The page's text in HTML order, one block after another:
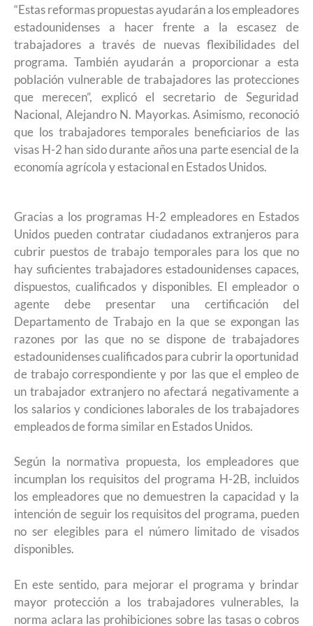
“Estas reformas propuestas ayudarán a los empleadores
estadounidenses a hacer frente a la escasez de
trabajadores a través de nuevas flexibilidades del
programa. También ayudarán a proporcionar a esta
población vulnerable de trabajadores las protecciones
que merecen”, explicó el secretario de Seguridad
Nacional, Alejandro N. Mayorkas. Asimismo, reconoció
que los trabajadores temporales beneficiarios de las
visas H-2 han sido durante años una parte esencial de la
economía agrícola y estacional en Estados Unidos.
Gracias a los programas H-2 empleadores en Estados
Unidos pueden contratar ciudadanos extranjeros para
cubrir puestos de trabajo temporales para los que no
hay suficientes trabajadores estadounidenses capaces,
dispuestos, cualificados y disponibles. El empleador o
agente debe presentar una certificación del
Departamento de Trabajo en la que se expongan las
razones por las que no se dispone de trabajadores
estadounidenses cualificados para cubrir la oportunidad
de trabajo correspondiente y por las que el empleo de
un trabajador extranjero no afectará negativamente a
los salarios y condiciones laborales de los trabajadores
empleados de forma similar en Estados Unidos.
Según la normativa propuesta, los empleadores que
incumplan los requisitos del programa H-2B, incluidos
los empleadores que no demuestren la capacidad y la
intención de seguir los requisitos del programa, pueden
no ser elegibles para el número limitado de visados
disponibles.
En este sentido, para mejorar el programa y brindar
mayor protección a los trabajadores vulnerables, la
norma aclara las prohibiciones sobre las tasas o cobros